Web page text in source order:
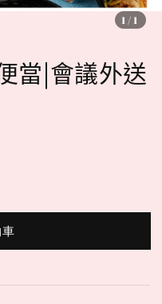
1 /1
當|會議外送